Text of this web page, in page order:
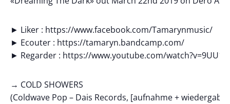
► Liker : https://www.facebook.com/Tamarynmusic/
► Ecouter : https://tamaryn.bandcamp.com/
► Regarder : https://www.youtube.com/
→ COLD SHOWERS
(Coldwave Pop – Dais Records, [aufnahme +